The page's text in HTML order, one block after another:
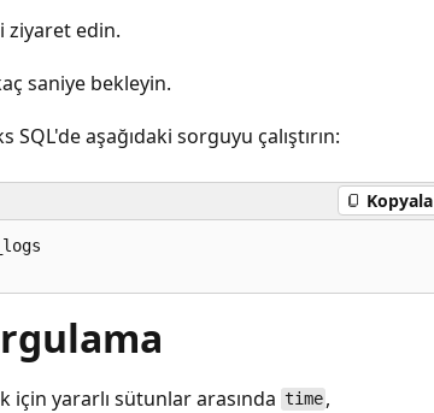
ziyaret edin.
saniye bekleyin.
aşağıdaki sorguyu çalıştırın:
Kopyala
yararlı sütunlar arasında time ,